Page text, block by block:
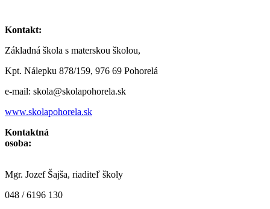
Základná škola s materskou školou,
Kpt. Nálepku 878/159, 976 69 Pohorelá
e-mail: skola@skolapohorela.sk
www.skolapohorela.sk
Kontaktná
osoba:
Mgr. Jozef Šajša, riaditeľ školy
048 / 6196 130